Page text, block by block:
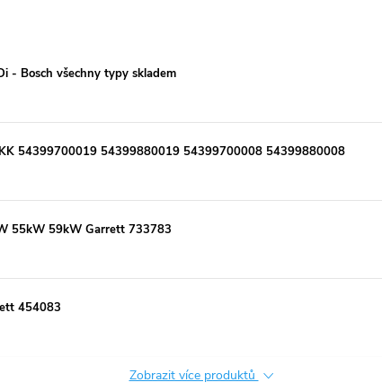
- Bosch všechny typy skladem
54399700019 54399880019 54399700008 54399880008
55kW 59kW Garrett 733783
454083
Zobrazit více produktů